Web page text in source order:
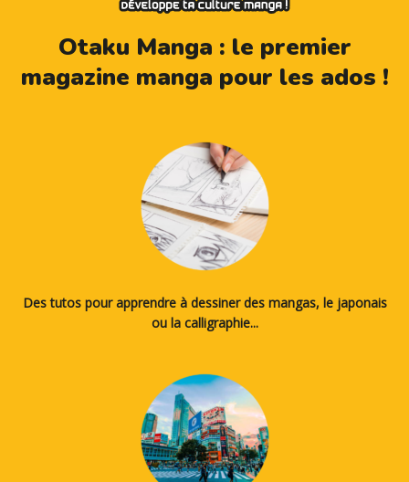
Otaku Manga : le premier
magazine manga pour les ados !
Des tutos pour apprendre à dessiner des mangas, le japonais
ou la calligraphie...